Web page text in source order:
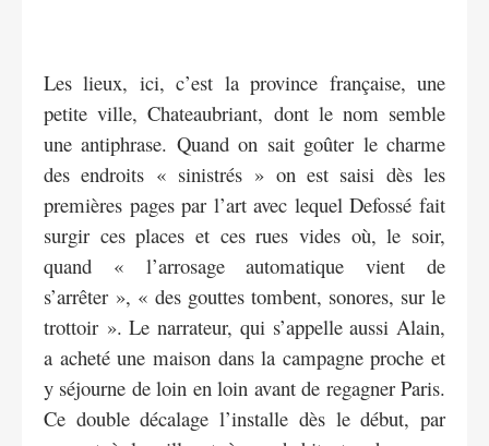
Les lieux, ici, c’est la province française, une
petite ville, Chateaubriant, dont le nom semble
une antiphrase. Quand on sait goûter le charme
des endroits « sinistrés » on est saisi dès les
premières pages par l’art avec lequel Defossé fait
surgir ces places et ces rues vides où, le soir,
quand « l’arrosage automatique vient de
s’arrêter », « des gouttes tombent, sonores, sur le
trottoir ». Le narrateur, qui s’appelle aussi Alain,
a acheté une maison dans la campagne proche et
y séjourne de loin en loin avant de regagner Paris.
Ce double décalage l’installe dès le début, par